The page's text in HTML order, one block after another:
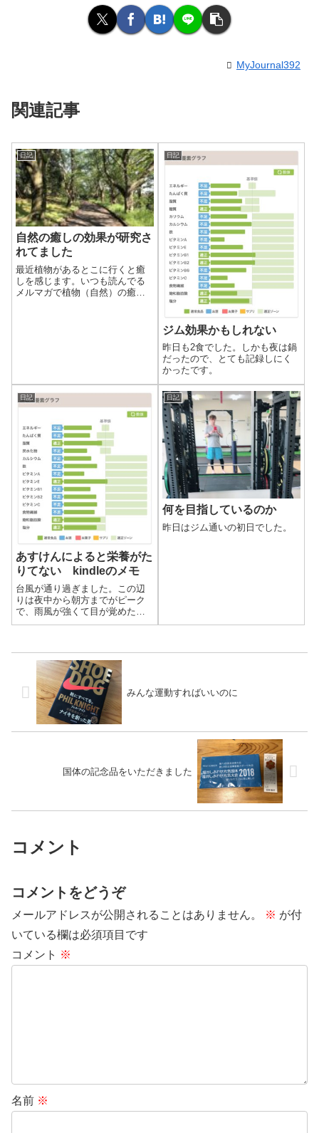
MyJournal392
関連記事
日記
自然の癒しの効果が研究さ
れてました
最近植物があるとこに行くと癒
しを感じます。いつも読んでる
メルマガで植物（自然）の癒し
日記
ジム効果かもしれない
昨日も2食でした。しかも夜は鍋
だったので、とても記録しにく
かったです。
日記
あすけんによると栄養がた
りてない kindleのメモ
台風が通り過ぎました。この辺
りは夜中から朝方までがピーク
で、雨風が強くて目が覚めたと
いう人は多かったのではないで
日記
何を目指しているのか
昨日はジム通いの初日でした。
みんな運動すればいいのに
国体の記念品をいただきました
コメント
コメントをどうぞ
メールアドレスが公開されることはありません。 ※ が付
いている欄は必須項目です
コメント ※
名前 ※